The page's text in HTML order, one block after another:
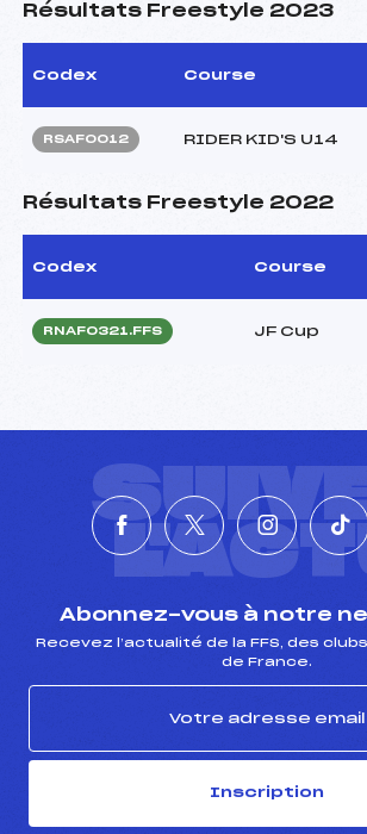
Résultats Freestyle 2023
Codex Course
RSAF0012 RIDER KID'S U14
Résultats Freestyle 2022
Codex Course
RNAF0321.FFS JF Cup
Abonnez-vous à notre
Recevez l’actualité de la FFS, des
de France.
Inscription